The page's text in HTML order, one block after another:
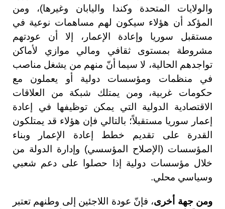
والولايات المتحدة وكندا واليابان وغيرها)، ومن
المؤكد أن هؤلاء سيكون لهم مساهمات نوعية في
مستقبل سوريا وإعادة الإعمار، إلا أن عودتهم
مشروطة بمستوى ثقافي ومالي موازي لأماكن
تواجدهم الحالية، لا سيما أنّ منهم من يشغل مناصب
في منظمات ومؤسسات دولية أو يعملون مع
حكومات غربية، ومن يمتلك شبكة من العلاقات
الاقتصادية الدولية التي يمكن توظيفها في إعادة
إعمار سوريا مستقبلاً؛ بالتالي فإن هؤلاء قد يمتلكون
القدرة على تقديم خطط إعادة الإعمار وبناء
المؤسسات (الإصلاح المؤسسي) وإدارة الدولة من
خلال مؤسسات دولية إذا حصلوا على دعم شعبي
وسياسي محلي.
ومن جهة أخرى، فإنّ عودة اللاجئين إلى وطنهم تعتبر